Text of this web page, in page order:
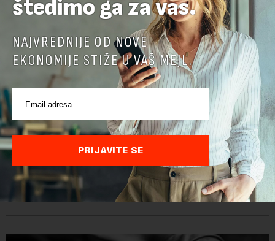
Papua Nova Gvineja potvrdila učešće na Ekspo
2027
Papua Nova Gvineja jedna je od 141 međunarodne učesnice
koje su do sada potvrdile učešće na specijalizovanoj
međunarodnoj izložbi "Ekspu 2027" Beograd, gde će predstaviti
štedimo ga za vas.
NAJVREDNIJE OD NOVE
EKONOMIJE STIŽE U VAŠ MEJL.
PRIJAVITE SE